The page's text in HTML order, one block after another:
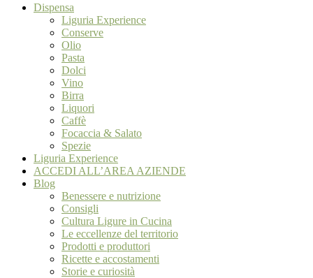
Dispensa
Liguria Experience
Conserve
Olio
Pasta
Dolci
Vino
Birra
Liquori
Caffè
Focaccia & Salato
Spezie
Liguria Experience
ACCEDI ALL’AREA AZIENDE
Blog
Benessere e nutrizione
Consigli
Cultura Ligure in Cucina
Le eccellenze del territorio
Prodotti e produttori
Ricette e accostamenti
Storie e curiosità